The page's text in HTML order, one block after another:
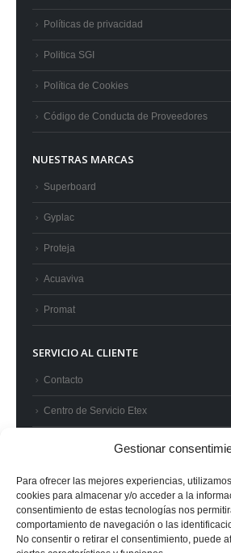
Gestionar
Para ofrecer las mejores experiencias,
cookies para almacenar y/o acceder a la
consentimiento de estas tecnologías nos
comportamiento de navegación o las
No consentir o retirar el consentimiento, puede
Políticas de privacidad
Politica SGI
Política de Cookies
Código de Conducta de Proveedores
NUESTRAS MARCAS
Superboard
Gyplac
Proteja
Acuaviva
Promat
SERVICIO AL CLIENTE
Contacto
Centro de Servicio Etex
Superintendencia de Industria y Comercio